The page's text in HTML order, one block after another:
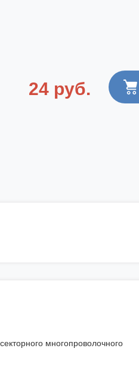
24 руб.
многопроволочного